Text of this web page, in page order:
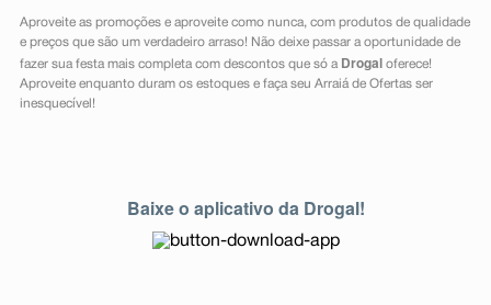
Aproveite as promoções e aproveite como nunca, com produtos de qualidade
e preços que são um verdadeiro arraso! Não deixe passar a oportunidade de
fazer sua festa mais completa com descontos que só a Drogal oferece!
Aproveite enquanto duram os estoques e faça seu Arraiá de Ofertas ser
inesquecível!
Baixe o aplicativo da Drogal!